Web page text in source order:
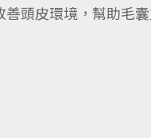
頭皮環境，幫助毛